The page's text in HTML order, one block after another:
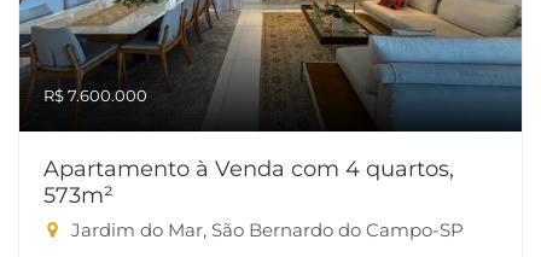
R$ 7.600.000
Apartamento à Venda com 4 quartos,
573m²
Jardim do Mar, São Bernardo do Campo-SP